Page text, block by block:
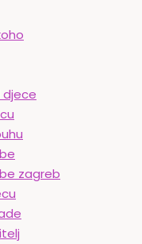
djece
zagreb